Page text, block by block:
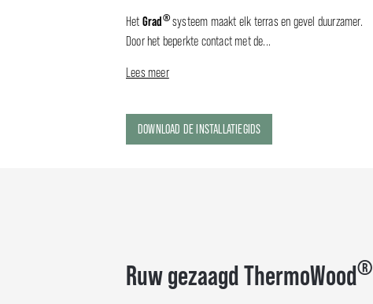
Het Grad®systeem maakt elk terras en gevel duurzamer.
Door het beperkte contact met de...
Lees meer
DOWNLOAD DE INSTALLATIEGIDS
Ruw gezaagd ThermoWood®